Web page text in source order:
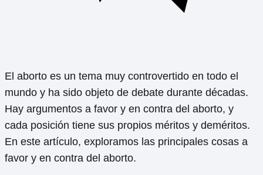
El aborto es un tema muy controvertido en todo el
mundo y ha sido objeto de debate durante décadas.
Hay argumentos a favor y en contra del aborto, y
cada posición tiene sus propios méritos y deméritos.
En este artículo, exploramos las principales cosas a
favor y en contra del aborto.